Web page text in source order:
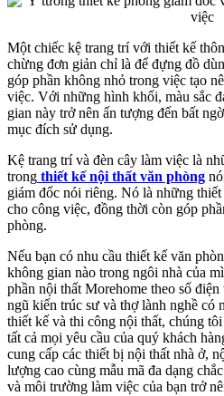
Một chiếc kệ trang trí với thiết kế
chừng đơn giản chỉ là để đựng đồ
góp phần không nhỏ trong việc tạo
việc. Với những hình khối, màu sắc
gian này trở nên ấn tượng đến bất
mục đích sử dụng.
Kệ trang trí và đèn cây làm việc là
trong thiết kế nội thất văn phòng
giám đốc nói riêng. Nó là những
cho công việc, đồng thời còn góp
phòng.
Nếu bạn có nhu cầu thiết kế văn
không gian nào trong ngôi nhà của
phần nội thất Morehome theo số
ngũ kiến trúc sư và thợ lành nghề có
thiết kế và thi công nội thất, chúng
tất cả mọi yêu cầu của quý khách
cung cấp các thiết bị nội thất nhà ở,
lượng cao cùng mẫu mã đa dạng
và môi trường làm việc của bạn trở